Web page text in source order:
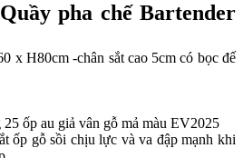
pha chế Bartender
x H80cm -chân sắt cao 5cm có bọc đế
ốp au giả vân gỗ mả màu EV2025
ốp gỗ sồi chịu lực và va đập mạnh khi